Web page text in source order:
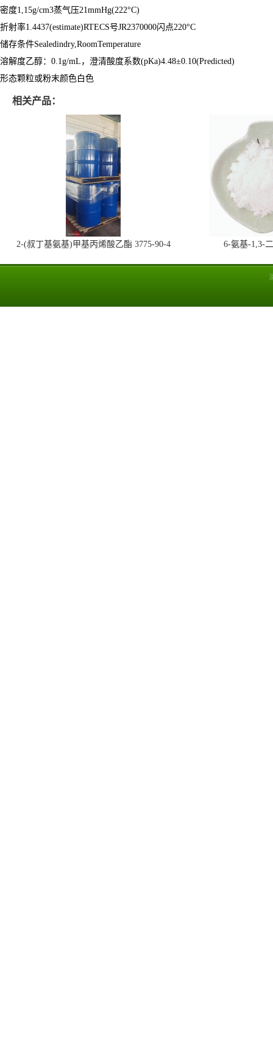
密度1,15g/cm3蒸气压21mmHg(222°C)
折射率1.4437(estimate)RTECS号JR2370000闪点220°C
储存条件Sealedindry,RoomTemperature
溶解度乙醇：0.1g/mL，澄清酸度系数(pKa)4.48±0.10(Predicted)
形态颗粒或粉末颜色白色
相关产品：
2-(叔丁基氨基)甲基丙烯酸乙酯 3775-90-4 6-氨基-1,3-